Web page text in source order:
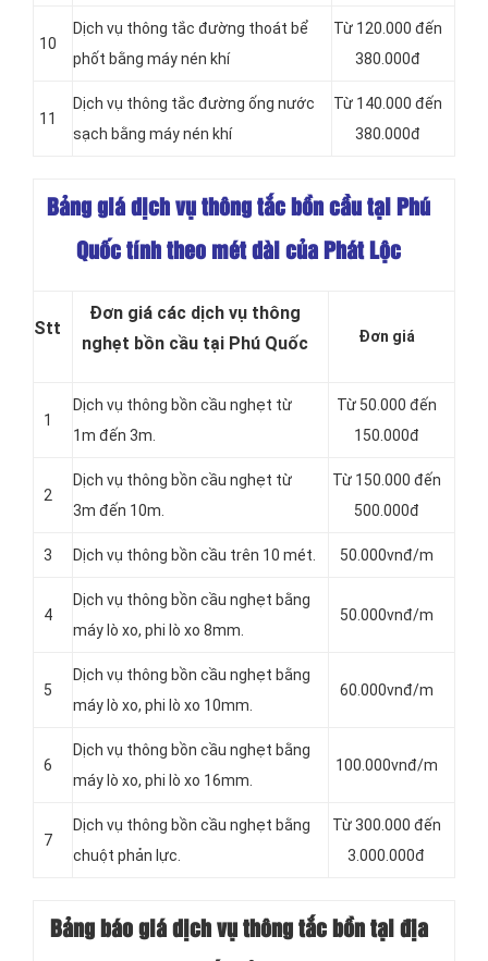
10
Dịch vụ thông tắc đường thoát bể
phốt bằng máy nén khí
Từ 120.000 đến
380.000đ
11
Dịch vụ thông tắc đường ống nước
sạch bằng máy nén khí
Từ 140.000 đến
380.000đ
Bảng giá dịch vụ thông tắc bồn cầu tại Phú
Quốc tính theo mét dài của Phát Lộc
Stt
Đơn giá các dịch vụ thông
nghẹt bồn cầu tại Phú Quốc
Đơn giá
1
Dịch vụ thông bồn cầu nghẹt từ
1m đến 3m.
Từ 50.000 đến
150.000đ
2
Dịch vụ thông bồn cầu nghẹt từ
3m đến 10m.
Từ 150.000 đến
500.000đ
3 Dịch vụ thông bồn cầu trên 10 mét. 50.000vnđ/m
4
Dịch vụ thông bồn cầu nghẹt bằng
máy lò xo, phi lò xo 8mm.
50.000vnđ/m
5
Dịch vụ thông bồn cầu nghẹt bằng
máy lò xo, phi lò xo 10mm.
60.000vnđ/m
6
Dịch vụ thông bồn cầu nghẹt bằng
máy lò xo, phi lò xo 16mm.
100.000vnđ/m
7
Dịch vụ thông bồn cầu nghẹt bằng
chuột phản lực.
Từ 300.000 đến
3.000.000đ
Bảng báo giá dịch vụ thông tắc bồn tại địa